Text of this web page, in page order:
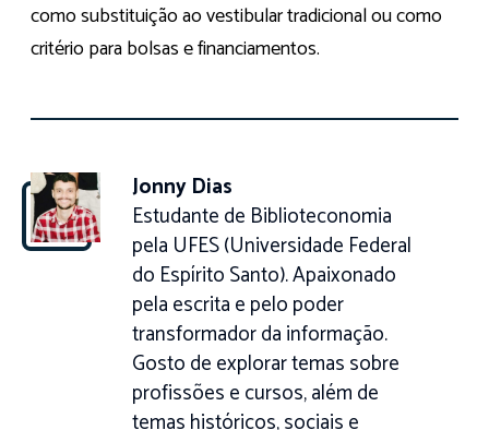
como substituição ao vestibular tradicional ou como
critério para bolsas e financiamentos.
Jonny Dias
Estudante de Biblioteconomia
pela UFES (Universidade Federal
do Espírito Santo). Apaixonado
pela escrita e pelo poder
transformador da informação.
Gosto de explorar temas sobre
profissões e cursos, além de
temas históricos, sociais e